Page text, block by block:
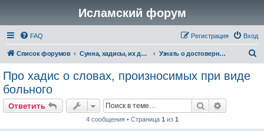
Исламский форум
FAQ Вход
Регистрация
Список форумов Сунна, хадисы, их достоверность и понимание Узнать о достоверности хадиса и асара
Про хадис о словах, произносимых при виде
больного
Ответить Поиск
4 сообщения • Страница 1 из 1